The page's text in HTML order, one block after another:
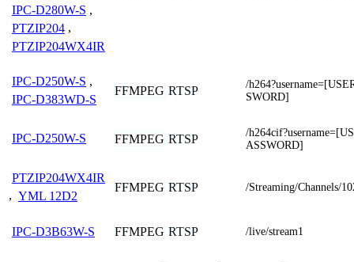
IPC-D280W-S ,
PTZIP204 ,
PTZIP204WX4IR
IPC-D250W-S ,
IPC-D383WD-S
FFMPEG RTSP
/
SWORD]
IPC-D250W-S FFMPEG RTSP
/
ASSWORD]
PTZIP204WX4IR
, YML 12D2
FFMPEG RTSP /Streaming/Channels/
IPC-D3B63W-S FFMPEG RTSP /live/stream1